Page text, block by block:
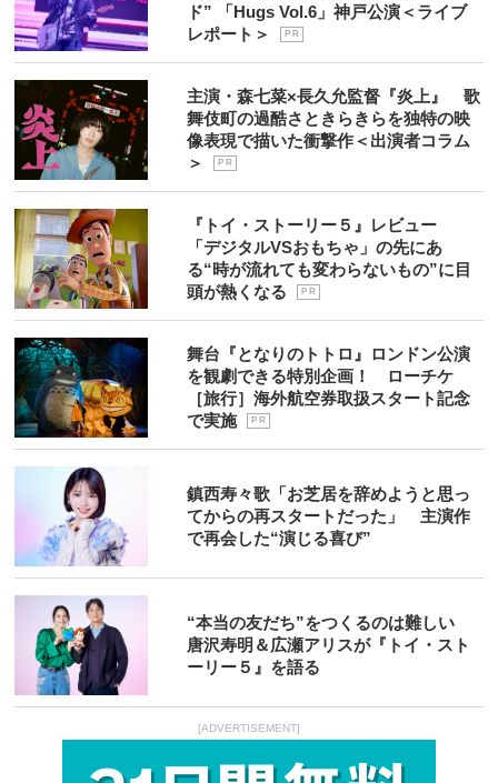
ド” 「Hugs Vol.6」神戸公演＜ライブ
レポート＞
P R
主演・森七菜×長久允監督『炎上』 歌
舞伎町の過酷さときらきらを独特の映
像表現で描いた衝撃作＜出演者コラム
＞
P R
『トイ・ストーリー５』レビュー
「デジタルVSおもちゃ」の先にあ
る“時が流れても変わらないもの”に目
頭が熱くなる
P R
舞台『となりのトトロ』ロンドン公演
を観劇できる特別企画！ ローチケ
［旅行］海外航空券取扱スタート記念
で実施
P R
鎮西寿々歌「お芝居を辞めようと思っ
てからの再スタートだった」 主演作
で再会した“演じる喜び”
“本当の友だち”をつくるのは難しい
唐沢寿明＆広瀬アリスが『トイ・スト
ーリー５』を語る
[ADVERTISEMENT]